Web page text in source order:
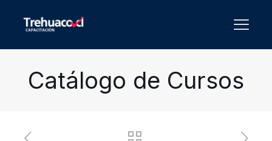
Catálogo de Cursos